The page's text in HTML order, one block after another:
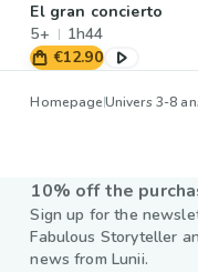
El gran concierto
5+
1h44
€12.90
HomepageUnivers 3-8
10% off the
Sign up for the
Fabulous Storyteller
news from Lunii.